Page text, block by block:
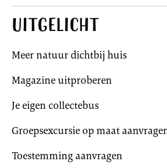
Uitgelicht
Meer natuur dichtbij huis
Magazine uitproberen
Je eigen collectebus
Groepsexcursie op maat
Toestemming aanvragen